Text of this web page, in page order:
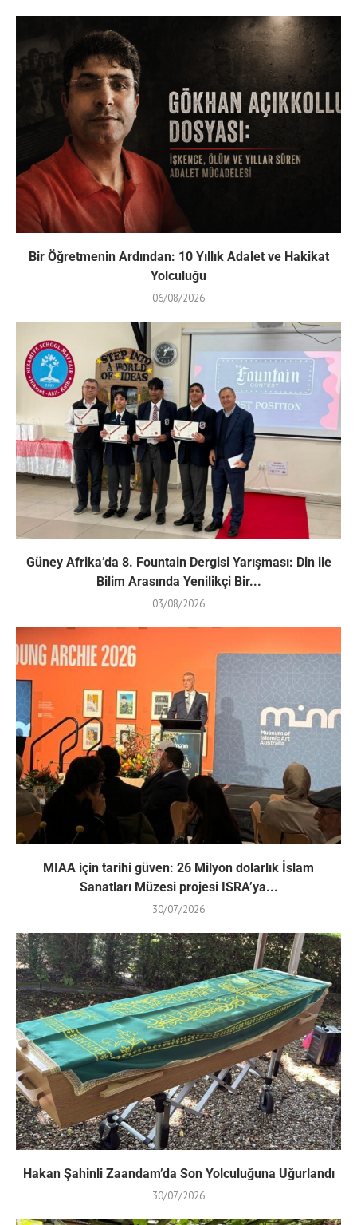
Bir Öğretmenin Ardından: 10 Yıllık Adalet ve Hakikat
Yolculuğu
06/08/2026
Güney Afrika’da 8. Fountain Dergisi Yarışması: Din ile
Bilim Arasında Yenilikçi Bir...
03/08/2026
MIAA için tarihi güven: 26 Milyon dolarlık İslam
Sanatları Müzesi projesi ISRA’ya...
30/07/2026
Hakan Şahinli Zaandam’da Son Yolculuğuna Uğurlandı
30/07/2026